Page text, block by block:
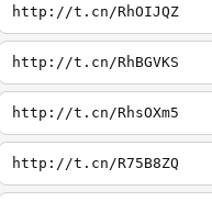
http://t.cn/RhOIJQZ
http://t.cn/RhBGVKS
http://t.cn/RhsOXm5
http://t.cn/R75B8ZQ